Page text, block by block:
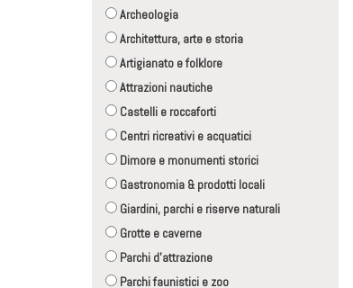
Archeologia
Architettura, arte e storia
Artigianato e folklore
Attrazioni nautiche
Castelli e roccaforti
Centri ricreativi e acquatici
Dimore e monumenti storici
Gastronomia & prodotti locali
Giardini, parchi e riserve naturali
Grotte e caverne
Parchi d'attrazione
Parchi faunistici e zoo